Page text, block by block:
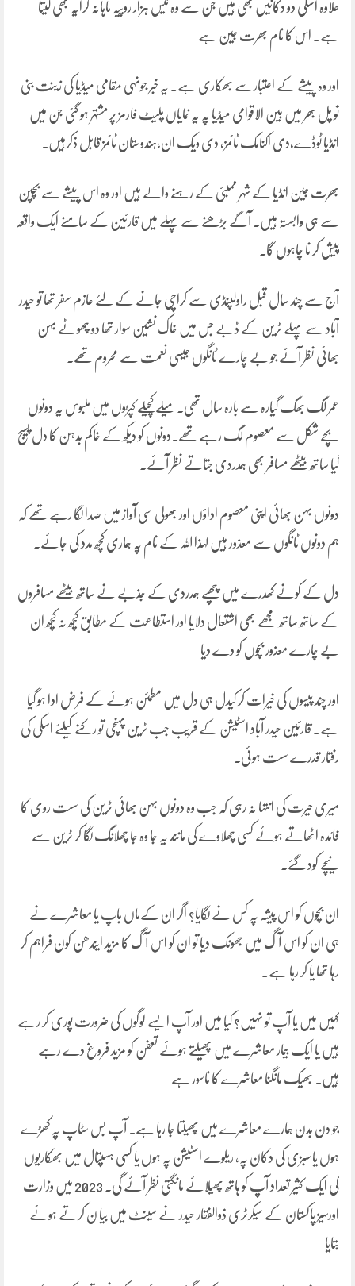
علاوہ اسکی دو دکانیں بھی ہیں جن سے وہ تیس ہزار روپیہ ماہانہ کرایہ بھی لیتا
ہے۔ اس کا نام بھرت جین ہے
اور وہ پیشے کے اعتبارسے بھکاری ہے۔ یہ خبر جونہی مقامی میڈیا کی زینت بنی
تو پل بھر میں بین الاقوامی میڈیا پہ یہ نمایاں پلیٹ فارمز پر مشتہر ہو گئی جن میں
انڈیا ٹوڈے،دی اکنامک ٹائمز، دی ویک ان،ہندوستان ٹائمز قابل ذکرہیں۔
بھرت جین انڈیا کے شہر ممبئی کے رہنے والے ہیں اور وہ اس پیشے سے بچپن
سے ہی وابستہ ہیں۔ آگے بڑھنے سے پہلے میں قارئین کے سامنے ایک واقعہ
پیش کر نا چاہوں گا۔
آج سے چند سال قبل راولپنڈی سے کراچی جانے کے لئے عازم سفر تھا تو حیدر
آباد سے پہلے ٹرین کے ڈبے جس میں خاک نشین سوار تھا دو چھوٹے بہن
بھائی نظر آئے جو بے چارے ٹانگوں جیسی نعمت سے محروم تھے۔
عمر لگ بھگ گیارہ سے بارہ سال تھی۔ میلے کچیلے کپڑوں میں ملبوس یہ دونوں
بچے شکل سے معصوم لگ رہے تھے۔دونوں کو دیکھ کے خاکم بدہن کا دل پسیج
گیا ساتھ بیٹھے مسافر بھی ہمدردی جتاتے نظر آئے۔
دونوں بہن بھائی اپنی معصوم اداؤں اور بھولی سی آواز میں صدا لگا رہے تھے کہ
ہم دونوں ٹانگوں سے معذور ہیں لہذا اللہ کے نام پہ ہماری کچھ مدد کی جائے۔
دل کے کونے کھدرے میں چھپے ہمدردی کے جذبے نے ساتھ بیٹھے مسافروں
کے ساتھ ساتھ مجھے بھی اشتعال دلایا اور استطاعت کے مطابق کچھ نہ کچھ ان
بے چارے معذور بچوں کو دے دیا
اور چند پیسوں کی خیرات کر کیدل ہی دل میں مطمئن ہوئے کے فرض ادا ہو گیا
ہے۔ قارئین حیدر آباد اسٹیشن کے قریب جب ٹرین پہنچی تو رکنے کیلئے اسکی کی
رفتار قدرے سست ہوئی۔
میری حیرت کی انتہا نہ رہی کہ جب وہ دونوں بہن بھائی ٹرین کی سست روی کا
فائدہ اٹھاتے ہوئے کسی چھلاوے کی مانند یہ جا وہ جا چھلانگ لگا کر ٹرین سے
نیچے کود گئے۔
ان بچوں کو اس پیشہ پہ کس نے لگایا؟ اگر ان کےماں باپ یا معاشرے نے
ہی ان کو اس آگ میں جھونک دیا تو ان کو اس آگ کا مزید ایندھن کون فراہم کر
رہا تھا یا کر رہا ہے۔
کہیں میں یا آپ تو نہیں؟ کیا میں اور آپ ایسے لوگوں کی ضرورت پوری کر رہے
ہیں یا ایک بیمار معاشرے میں پھیلتے ہوئے تعفن کو مزید فروغ دے رہے
ہیں۔ بھیک مانگنا معاشرے کا ناسور ہے
جو دن بدن ہمارے معاشرے میں پھیلتا جا رہا ہے۔ آپ بس سٹاپ پہ کھڑے
ہوں یا سبزی کی دکان پہ، ریلوے اسٹیشن پہ ہوں یا کسی ہسپتال میں بھکاریوں
کی ایک کثیر تعداد آپ کو ہاتھ پھیلائے مانگتی نظر آئے گی۔ 2023 میں وزارت
اورسیز پاکستان کے سیکرٹری ذوالفقار حیدر نے سینٹ میں بیا ن کرتے ہوئے
بتایا